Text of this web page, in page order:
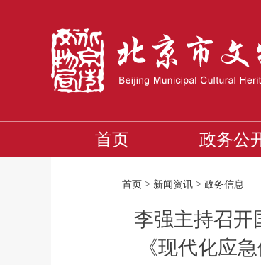
首页 政务公
首页 > 新闻资讯 > 政务信息
李强主持召开
《现代化应